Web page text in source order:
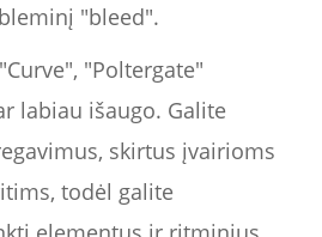
"bleed".
"Poltergate"
labiau išaugo. Galite
skirtus įvairioms
todėl galite